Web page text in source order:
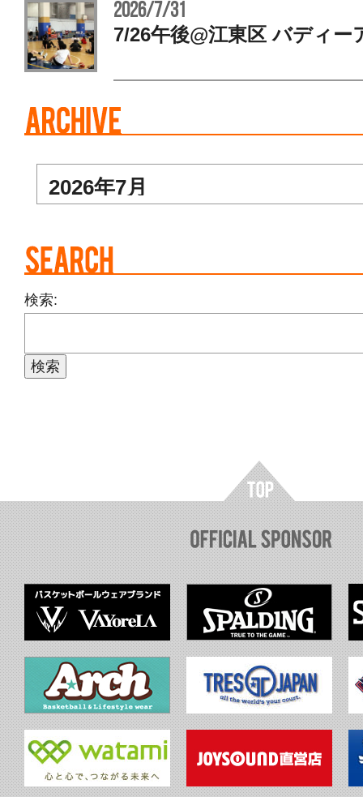
2026/7/31
7/26午後@江東区 バディ
検索: